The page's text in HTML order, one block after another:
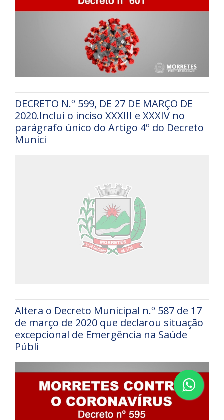
DECRETO N.º 599, DE 27 DE MARÇO DE
2020.Inclui o inciso XXXIII e XXXIV no
parágrafo único do Artigo 4º do Decreto
Munici
Altera o Decreto Municipal n.º 587 de 17
de março de 2020 que declarou situação
excepcional de Emergência na Saúde
Públi